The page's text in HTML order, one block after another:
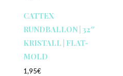
CATTEX
RUNDBALLON | 32″
KRISTALL | FLAT-
MOLD
1,95€